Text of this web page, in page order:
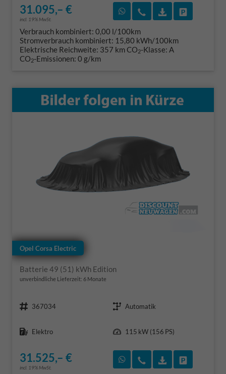
31.095,– €
incl. 19% MwSt.
Rückruf vereinbaren
Wir rufen Sie an
Verbrauch kombiniert: 0,00 l/100km
Stromverbrauch kombiniert: 15,80 kWh/100km
Elektrische Reichweite: 357 kmCO2-Klasse: A
CO2-Emissionen: 0 g/km
Opel Corsa Electric
Batterie 49 (51) kWh Edition
unverbindliche Lieferzeit: 6 Monate
367034
Automatik
Elektro
115 kW (156 PS)
31.525,– €
incl. 19% MwSt.
Rückruf vereinbaren
Wir rufen Sie an